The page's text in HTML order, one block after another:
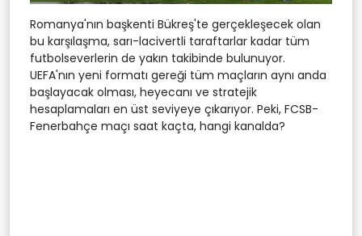
Romanya'nın başkenti Bükreş'te gerçekleşecek olan
bu karşılaşma, sarı-lacivertli taraftarlar kadar tüm
futbolseverlerin de yakın takibinde bulunuyor.
UEFA'nın yeni formatı gereği tüm maçların aynı anda
başlayacak olması, heyecanı ve stratejik
hesaplamaları en üst seviyeye çıkarıyor. Peki, FCSB-
Fenerbahçe maçı saat kaçta, hangi kanalda?